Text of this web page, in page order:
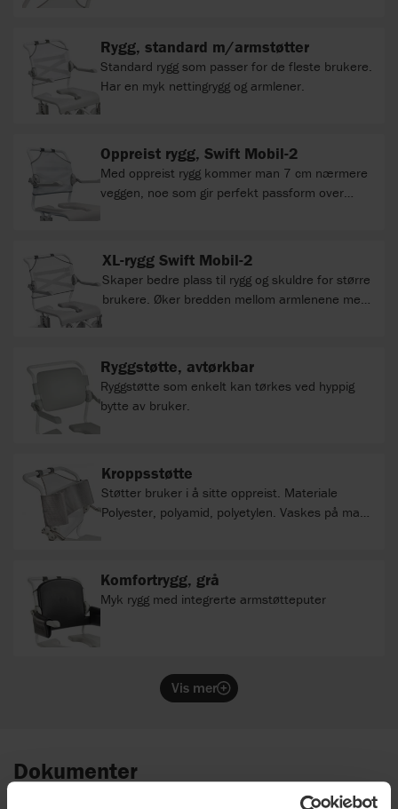
Rygg, standard m/armstøtter
Standard rygg som passer for de fleste brukere.
Har en myk nettingrygg og armlener.
Oppreist rygg, Swift Mobil-2
Med oppreist rygg kommer man 7 cm nærmere
veggen, noe som gir perfekt passform over
standardmodeller bortsett fra tilt-varianten.
Ryggen passer også teknisk til Swift Mobil-2 24"-
modellen, men gir ingen funksjonell fordel da
24"-hjulene berører veggen før rygg /
kjørehåndtak.
XL-rygg Swift Mobil-2
Skaper bedre plass til rygg og skuldre for større
brukere. Øker bredden mellom armlenene med
6 cm til 48/54/60 cm. (XL-ryggen passer ikke til
pulverlakkert stål, rustfritt stål, polypropylen.
Ryggstøtte, avtørkbar
Ryggstøtte som enkelt kan tørkes ved hyppig
bytte av bruker.
Kroppsstøtte
Støtter bruker i å sitte oppreist. Materiale
Polyester, polyamid, polyetylen. Vaskes på maks
Komfortrygg, grå
Myk rygg med integrerte armstøtteputer
Vis mer
Dokumenter